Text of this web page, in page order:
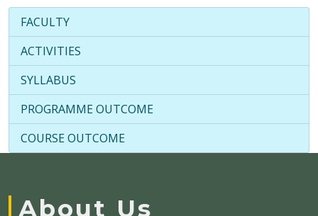
FACULTY
ACTIVITIES
SYLLABUS
PROGRAMME OUTCOME
COURSE OUTCOME
About Us